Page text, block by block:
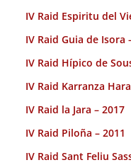
IV Raid Espiritu del
IV Raid Guia de Isora
IV Raid Hípico de
IV Raid Karranza
IV Raid la Jara – 2017
IV Raid Piloña – 2011
IV Raid Sant Feliu